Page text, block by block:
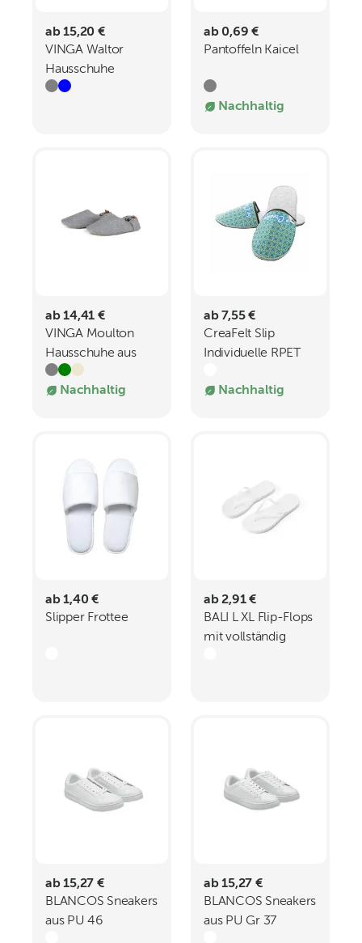
ab 15,20 €
VINGA Waltor
Hausschuhe
ab 0,69 €
Pantoffeln Kaicel
Nachhaltig
ab 14,41 €
VINGA Moulton
Hausschuhe aus
RCS rPET SM
Nachhaltig
ab 7,55 €
CreaFelt Slip
Individuelle RPET
Nachhaltig
ab 1,40 €
Slipper Frottee
ab 2,91 €
BALI L XL Flip-Flops
mit vollständig
ab 15,27 €
BLANCOS Sneakers
aus PU 46
ab 15,27 €
BLANCOS Sneakers
aus PU Gr 37